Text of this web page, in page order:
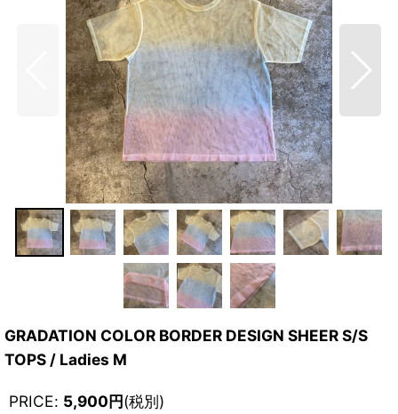
GRADATION COLOR BORDER DESIGN SHEER S/S
TOPS / Ladies M
PRICE: 5,900円(税別)